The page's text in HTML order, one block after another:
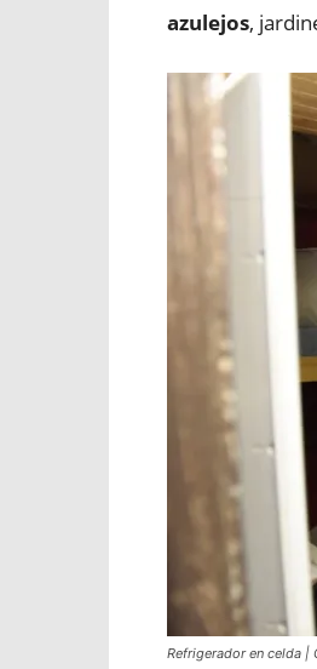
azulejos,
Refrigerador en celda |